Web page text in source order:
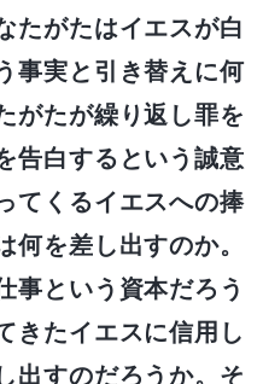
たがたはイエスが白
事実と引き替えに何
がたが繰り返し罪を
告白するという誠意
てくるイエスへの捧
何を差し出すのか。
事という資本だろう
きたイエスに信用し
出すのだろうか。そ